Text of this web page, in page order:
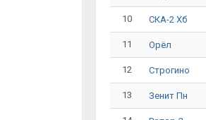
10 СКА-2 Хб
11 Орёл
12 Строгино
13 Зенит Пн